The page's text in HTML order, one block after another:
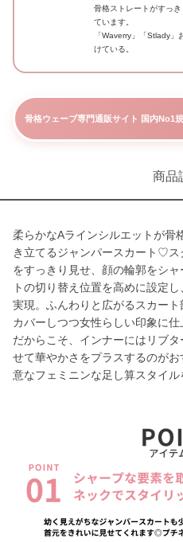
骨格ストレートがすっき
ています。
「Waverry」「Stlady
けている。
骨格ウェーブ専門通販サイト 国内No1
商品
柔らかなAラインシルエットが骨
き立てるジャンパースカート♡
をすっきり見せ、顔の輪郭をシ
トの切り替え位置を高めに設定
実現。ふんわりと広がるスカー
カバーしつつ女性らしい印象に
だからこそ、インナーにはリブ
せて華やかさをプラスするのが
意なフェミニンな足し算スタイル